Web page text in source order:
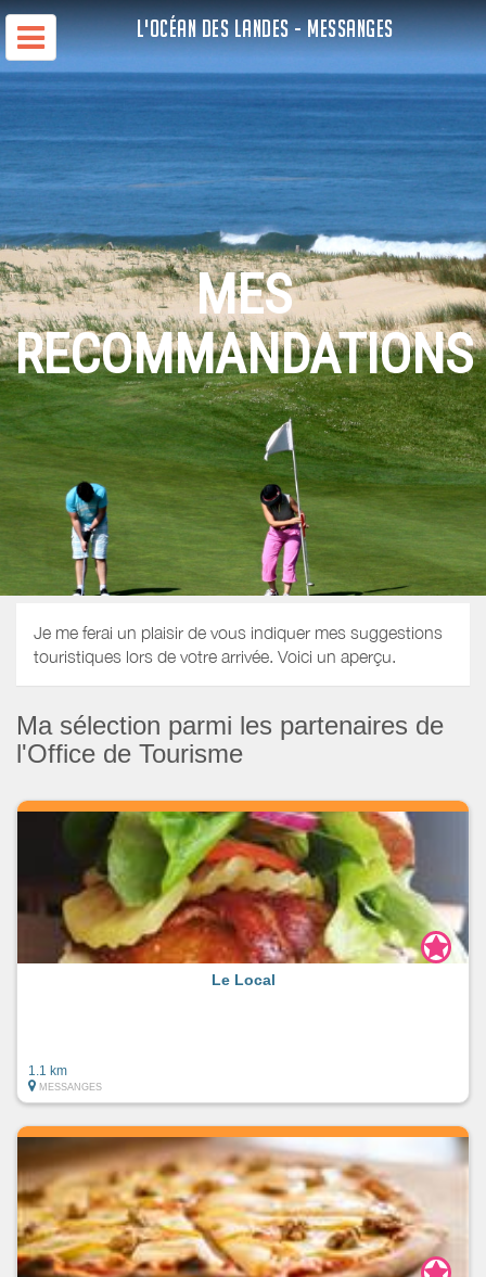
L'OCÉAN DES LANDES - MESSANGES
MES
RECOMMANDATIONS
Je me ferai un plaisir de vous indiquer mes suggestions
touristiques lors de votre arrivée. Voici un aperçu.
Ma sélection parmi les partenaires de
l'Office de Tourisme
Le Local
1.1 km
MESSANGES